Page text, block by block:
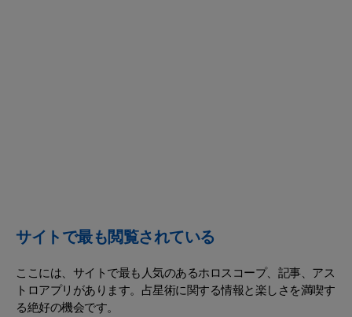
サイトで最も閲覧されている
ここには、サイトで最も人気のあるホロスコープ、記事、アス
トロアプリがあります。占星術に関する情報と楽しさを満喫す
る絶好の機会です。